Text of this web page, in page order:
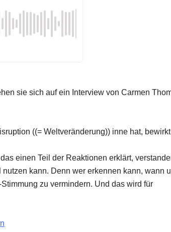
sie sich auf ein Interview von Carmen
((= Weltveränderung)) inne hat,
einen Teil der Reaktionen erklärt,
kann. Denn wer erkennen kann, wann
zu vermindern. Und das wird für